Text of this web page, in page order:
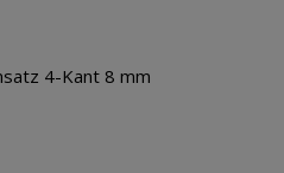
4-Kant 8 mm